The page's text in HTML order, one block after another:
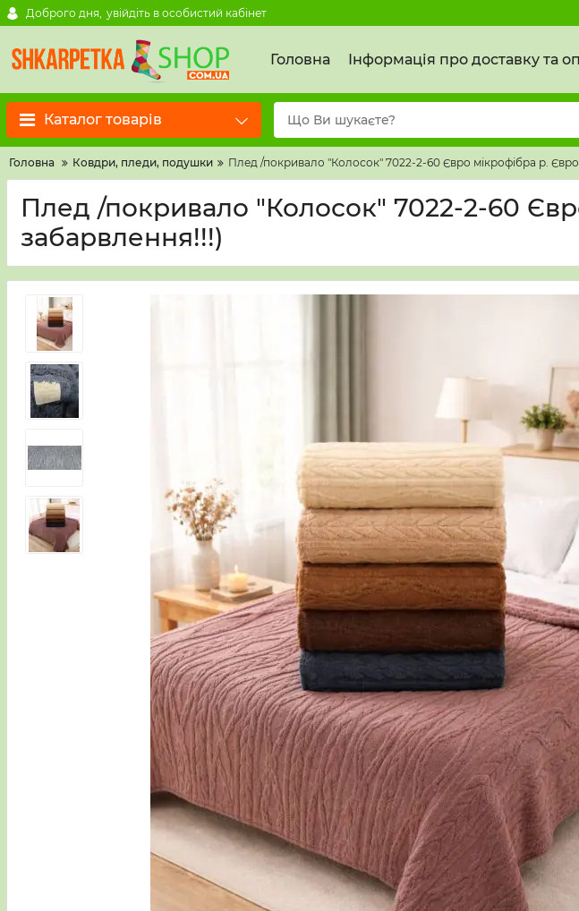
Доброго дня, увійдіть в особистий кабінет
Головна Інформація про доставку та
Каталог товарів
Головна Ковдри, пледи, подушки Плед /покривало "Колосок" 7022-2-60 Євро мікрофібра р.
Плед /покривало "Колосок" 7022-2-60
забарвлення!!!)